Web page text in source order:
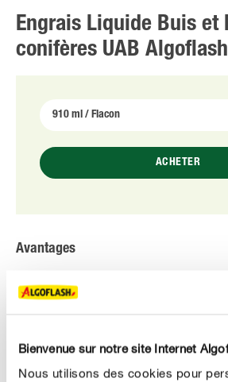
Bienvenue sur notre site Internet
Nous utilisons des cookies pour
Engrais Liquide Buis et
conifères UAB Algoflash
ACHETER
Avantages
Adapté aux besoins de toutes
de conifères nains.
Favorise une croissance